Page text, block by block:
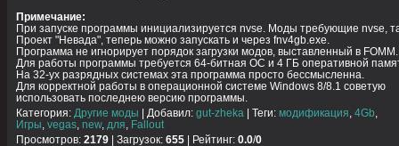
Примечание:
При запуске программы инициализируется nvse. Моды требующие nvse,
Проект "Невада", теперь можно запускать и через fnv4gb.exe.
Программа не игнорирует порядок загрузки модов, выставленный в FOMM.
Для работы программы требуется 64-битная ОС и 4 ГБ оперативной
На 32-ух разрядных системах эта программа просто бессмысленна.
Для корректной работы в операционной системе Windows 8/8.1 советую
использовать последнею версию программы.
Категория: Другие моды | Добавил: gut-zheka | Теги: модификация 4Gb
Игры vegas new, для
Fallout
Просмотров: 2179 | Загрузок: 655 | Рейтинг: 0.0/0